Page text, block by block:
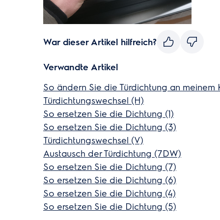
War dieser Artikel hilfreich?
Verwandte Artikel
So ändern Sie die Türdichtung an meinem
Türdichtungswechsel (H)
So ersetzen Sie die Dichtung (1)
So ersetzen Sie die Dichtung (3)
Türdichtungswechsel (V)
Austausch der Türdichtung (7DW)
So ersetzen Sie die Dichtung (7)
So ersetzen Sie die Dichtung (6)
So ersetzen Sie die Dichtung (4)
So ersetzen Sie die Dichtung (5)